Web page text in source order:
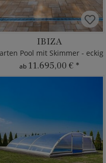
IBIZA
Pool mit Skimmer - eckig
ab 11.695,00 € *